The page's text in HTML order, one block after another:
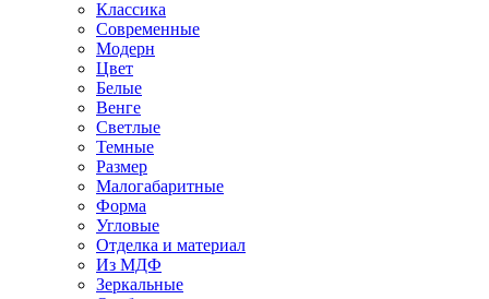
Классика
Современные
Модерн
Цвет
Белые
Венге
Светлые
Темные
Размер
Малогабаритные
Форма
Угловые
Отделка и материал
Из МДФ
Зеркальные